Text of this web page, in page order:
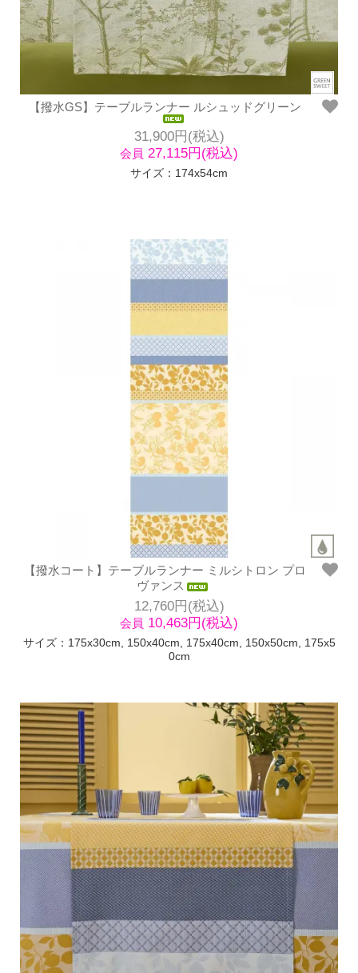
【撥水GS】テーブルランナー ルシュッドグリーン
31,900円(税込)
会員 27,115円(税込)
サイズ：174x54cm
【撥水コート】テーブルランナー ミルシトロン プロ
ヴァンス
12,760円(税込)
会員 10,463円(税込)
サイズ：175x30cm, 150x40cm, 175x40cm, 150x50cm, 175x5
0cm